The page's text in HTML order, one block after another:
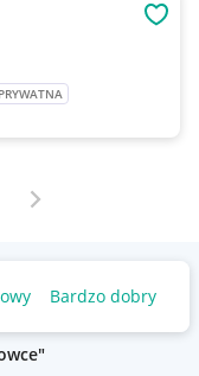
Następna strona
Bardzo dobry